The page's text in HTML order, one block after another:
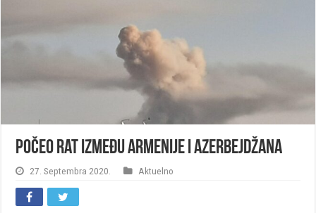
Počeo rat između Armenije i Azerbejdžana
27. Septembra 2020. Aktuelno